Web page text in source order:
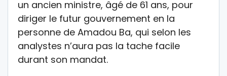
un ancien ministre, âgé de 61 ans, pour
diriger le futur gouvernement en la
personne de Amadou Ba, qui selon les
analystes n’aura pas la tache facile
durant son mandat.